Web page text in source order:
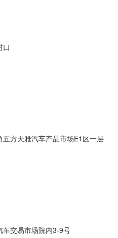
口
方天雅汽车产品市场E1区一层
车交易市场院内3-9号